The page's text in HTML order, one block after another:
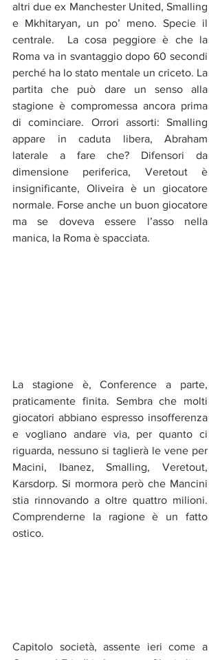
altri due ex Manchester United, Smalling
e Mkhitaryan, un po’ meno. Specie il
centrale.  La cosa peggiore è che la
Roma va in svantaggio dopo 60 secondi
perché ha lo stato mentale un criceto. La
partita che può dare un senso alla
stagione è compromessa ancora prima
di cominciare. Orrori assorti: Smalling
appare in caduta libera, Abraham
laterale a fare che? Difensori da
dimensione periferica, Veretout è
insignificante, Oliveira è un giocatore
normale. Forse anche un buon giocatore
ma se doveva essere l’asso nella
manica, la Roma è spacciata.
La stagione è, Conference a parte,
praticamente finita. Sembra che molti
giocatori abbiano espresso insofferenza
e vogliano andare via, per quanto ci
riguarda, nessuno si taglierà le vene per
Macini, Ibanez, Smalling, Veretout,
Karsdorp. Si mormora però che Mancini
stia rinnovando a oltre quattro milioni.
Comprenderne la ragione è un fatto
ostico.
Capitolo società, assente ieri come a